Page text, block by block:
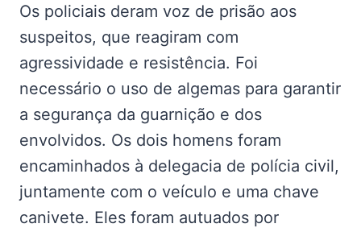
Os policiais deram voz de prisão aos
suspeitos, que reagiram com
agressividade e resistência. Foi
necessário o uso de algemas para garantir
a segurança da guarnição e dos
envolvidos. Os dois homens foram
encaminhados à delegacia de polícia civil,
juntamente com o veículo e uma chave
canivete. Eles foram autuados por